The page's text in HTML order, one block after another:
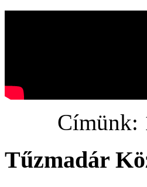
Címünk:
Tűzmadár